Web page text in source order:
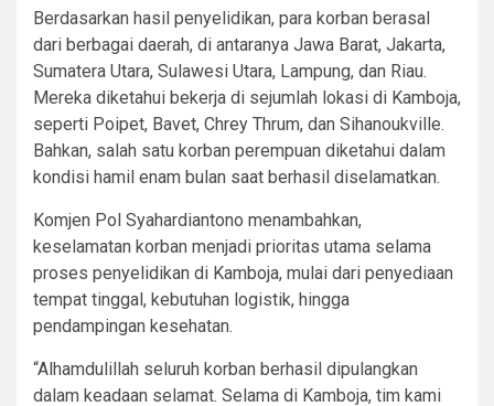
Berdasarkan hasil penyelidikan, para korban berasal
dari berbagai daerah, di antaranya Jawa Barat, Jakarta,
Sumatera Utara, Sulawesi Utara, Lampung, dan Riau.
Mereka diketahui bekerja di sejumlah lokasi di Kamboja,
seperti Poipet, Bavet, Chrey Thrum, dan Sihanoukville.
Bahkan, salah satu korban perempuan diketahui dalam
kondisi hamil enam bulan saat berhasil diselamatkan.
Komjen Pol Syahardiantono menambahkan,
keselamatan korban menjadi prioritas utama selama
proses penyelidikan di Kamboja, mulai dari penyediaan
tempat tinggal, kebutuhan logistik, hingga
pendampingan kesehatan.
“Alhamdulillah seluruh korban berhasil dipulangkan
dalam keadaan selamat. Selama di Kamboja, tim kami